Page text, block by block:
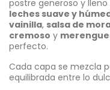
postre generoso y
leches suave y
vainilla, salsa de
cremoso y
perfecto.
Cada capa se mezcla
equilibrada entre lo